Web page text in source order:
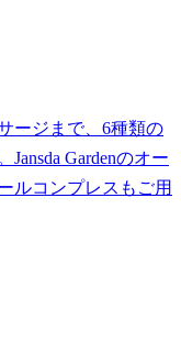
ージまで、6種類の
Gardenのオー
ルコンプレスもご用